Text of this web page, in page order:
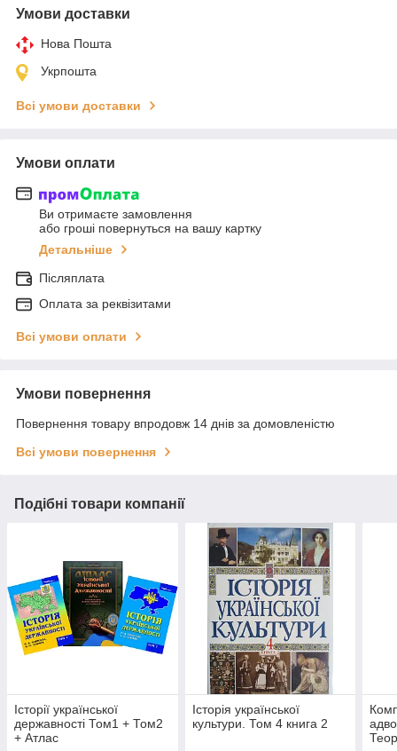
Умови доставки
Нова Пошта
Укрпошта
Всі умови доставки
Умови оплати
Ви отримаєте замовлення
або гроші повернуться на вашу картку
Детальніше
Післяплата
Оплата за реквізитами
Всі умови оплати
Умови повернення
Повернення товару впродовж 14 днів за домовленістю
Всі умови повернення
Подібні товари компанії
Історії української
державності Том1 + Том2
+ Атлас
Історія української
культури. Том 4 книга 2